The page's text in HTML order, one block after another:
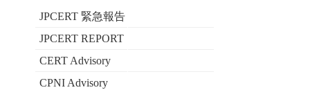
JPCERT 緊急報告
JPCERT REPORT
CERT Advisory
CPNI Advisory